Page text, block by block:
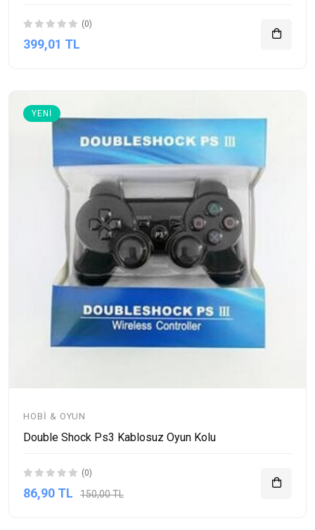
(0)
399,01 TL
YENI
HOBI & OYUN
Double Shock Ps3 Kablosuz Oyun Kolu
(0)
86,90 TL 150,00 TL